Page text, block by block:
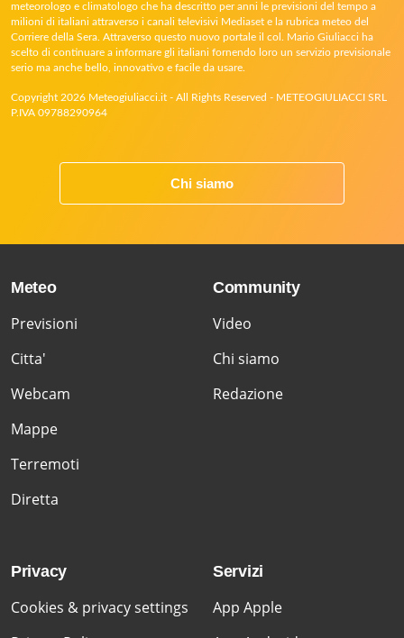
meteorologo e climatologo che ha descritto per anni le previsioni del tempo a
milioni di italiani attraverso i canali televisivi Mediaset e la rubrica meteo del
Corriere della Sera. Attraverso questo nuovo portale il col. Mario Giuliacci ha
scelto di continuare a informare gli italiani fornendo loro un servizio previsionale
serio ma anche bello, innovativo e facile da usare.
Copyright 2026 Meteogiuliacci.it - All Rights Reserved - METEOGIULIACCI SRL
P.IVA 09788290964
Chi siamo
Meteo
Previsioni
Citta'
Webcam
Mappe
Terremoti
Diretta
Community
Video
Chi siamo
Redazione
Privacy
Cookies & privacy settings
Servizi
App Apple